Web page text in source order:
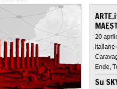
20
italiane
Ende,
Su